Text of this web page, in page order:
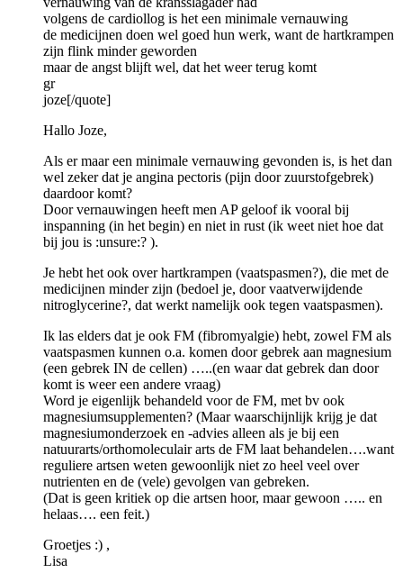
volgens de cardiollog is het een minimale vernauwing
de medicijnen doen wel goed hun werk, want de hartkrampen
zijn flink minder geworden
maar de angst blijft wel, dat het weer terug komt
gr
joze[/quote]
Hallo Joze,
Als er maar een minimale vernauwing gevonden is, is het dan
wel zeker dat je angina pectoris (pijn door zuurstofgebrek)
daardoor komt?
Door vernauwingen heeft men AP geloof ik vooral bij
inspanning (in het begin) en niet in rust (ik weet niet hoe dat
bij jou is :unsure:? ).
Je hebt het ook over hartkrampen (vaatspasmen?), die met de
medicijnen minder zijn (bedoel je, door vaatverwijdende
nitroglycerine?, dat werkt namelijk ook tegen vaatspasmen).
Ik las elders dat je ook FM (fibromyalgie) hebt, zowel FM als
vaatspasmen kunnen o.a. komen door gebrek aan magnesium
(een gebrek IN de cellen) …..(en waar dat gebrek dan door
komt is weer een andere vraag)
Word je eigenlijk behandeld voor de FM, met bv ook
magnesiumsupplementen? (Maar waarschijnlijk krijg je dat
magnesiumonderzoek en -advies alleen als je bij een
natuurarts/orthomoleculair arts de FM laat behandelen….want
reguliere artsen weten gewoonlijk niet zo heel veel over
nutrienten en de (vele) gevolgen van gebreken.
(Dat is geen kritiek op die artsen hoor, maar gewoon ….. en
helaas…. een feit.)
Groetjes :) ,
Lisa